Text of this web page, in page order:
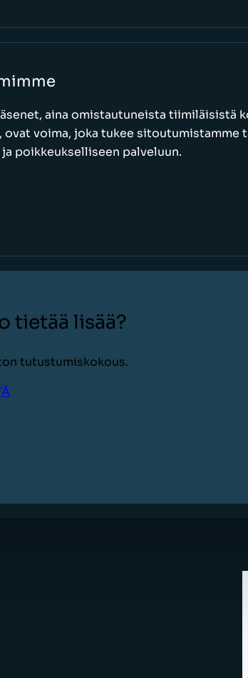
aina omistautuneista tiimiläisistä
ovat voima, joka tukee sitoutumistamme
poikkeukselliseen palveluun.
tietää lisää?
tutustumiskokous.